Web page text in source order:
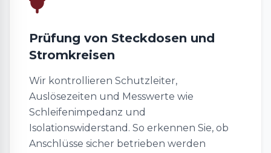
Prüfung von Steckdosen und
Stromkreisen
Wir kontrollieren Schutzleiter,
Auslösezeiten und Messwerte wie
Schleifenimpedanz und
Isolationswiderstand. So erkennen Sie, ob
Anschlüsse sicher betrieben werden